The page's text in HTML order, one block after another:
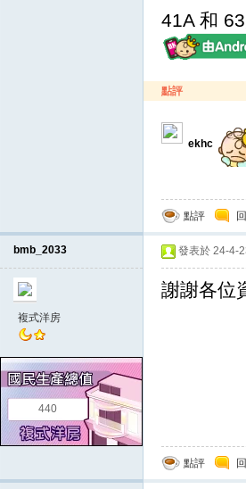
41A 和
點評
ekhc
點評
bmb_2033
複式洋房
440
發表於 24-4-
謝謝各位
點評